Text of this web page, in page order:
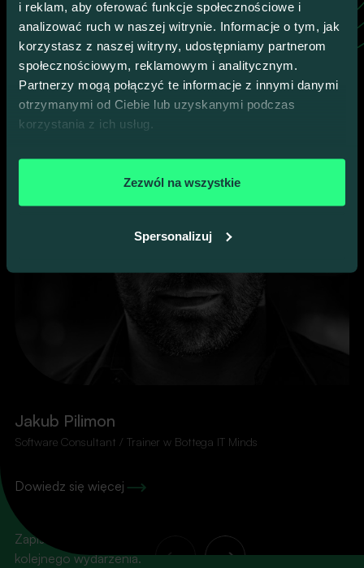
i reklam, aby oferować funkcje społecznościowe i
analizować ruch w naszej witrynie. Informacje o tym, jak
korzystasz z naszej witryny, udostępniamy partnerom
społecznościowym, reklamowym i analitycznym.
Partnerzy mogą połączyć te informacje z innymi danymi
otrzymanymi od Ciebie lub uzyskanymi podczas
korzystania z ich usług.
Zezwól na wszystkie
Spersonalizuj
Jakub Pilimon
Software Consultant / Trainer w Bottega IT Minds
Dowiedz się więcej
100% konkretu, zero
spamu!
Zapisz się na nasz newsletter, żeby nie przegapić
kolejnego wydarzenia.